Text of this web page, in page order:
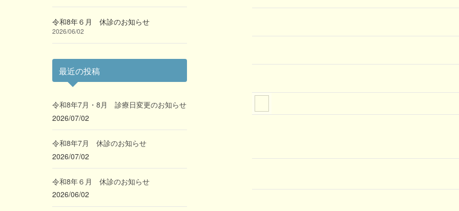
令和8年６月 休診のお知らせ
2026/06/02
最近の投稿
令和8年7月・8月 診療日変更のお知らせ
2026/07/02
令和8年7月 休診のお知らせ
2026/07/02
令和8年６月 休診のお知らせ
2026/06/02